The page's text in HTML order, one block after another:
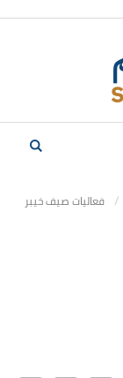
فعاليات صيف خيبر